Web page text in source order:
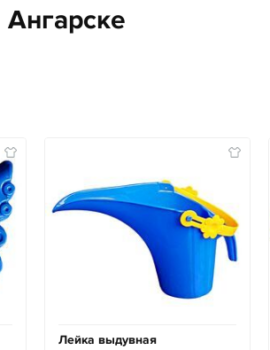
Ангарске
Лейка выдувная